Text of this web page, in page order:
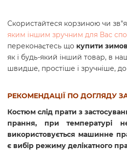
Скористайтеся корзиною чи
яким іншим зручним для Вас
переконаєтесь що купити
як і будь-який інший товар, в
швидше, простіше і зручніше,
РЕКОМЕНДАЦІЇ ПО ДОГЛЯДУ
Костюм слід прати з
прання, при температурі
використовується машинне
є вибір режиму делікатного